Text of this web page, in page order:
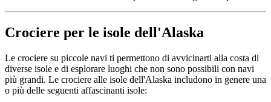
Crociere per le isole dell'Alaska
Le crociere su piccole navi ti permettono di avvicinarti alla costa di
diverse isole e di esplorare luoghi che non sono possibili con navi
più grandi. Le crociere alle isole dell'Alaska includono in genere una
o più delle seguenti affascinanti isole: